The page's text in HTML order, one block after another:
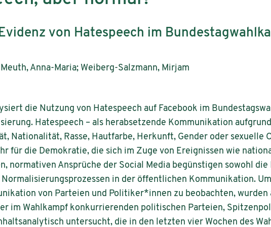
von Hatespeech im
Anna-Maria; Weiberg-Salzmann, Mirjam
die Nutzung von Hatespeech auf Facebook im
Hatespeech – als herabsetzende Kommunikation
Nationalität, Rasse, Hautfarbe, Herkunft, Gender oder sexuelle
für die Demokratie, die sich im Zuge von Ereignissen wie
normativen Ansprüche der Social Media begünstigen sowohl die
Normalisierungsprozessen in der öffentlichen Kommunikation.
von Parteien und Politiker*innen zu beobachten, wurden
im Wahlkampf konkurrierenden politischen Parteien,
untersucht, die in den letzten vier Wochen des